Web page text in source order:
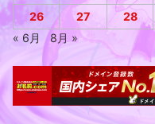
26
27 28
« 6月
8月 »